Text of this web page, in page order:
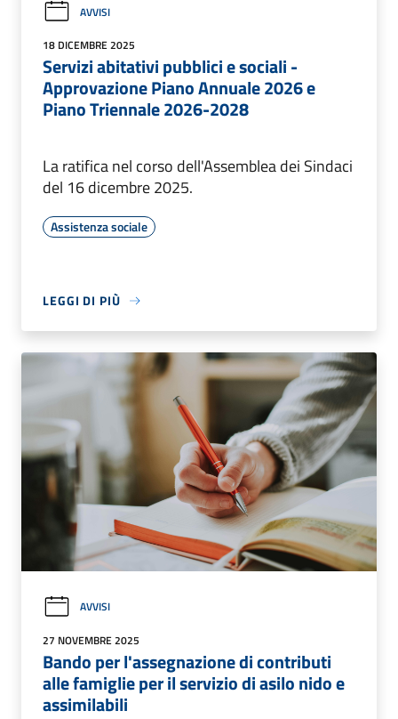
AVVISI
18 DICEMBRE 2025
Servizi abitativi pubblici e sociali -
Approvazione Piano Annuale 2026 e
Piano Triennale 2026-2028
La ratifica nel corso dell'Assemblea dei Sindaci
del 16 dicembre 2025.
Assistenza sociale
LEGGI DI PIÙ
AVVISI
27 NOVEMBRE 2025
Bando per l'assegnazione di contributi
alle famiglie per il servizio di asilo nido e
assimilabili